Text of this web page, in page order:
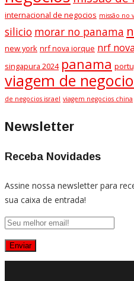
internacional de negocios missão no
silicio morar no panama
new york nrf nova iorque nrf
singapura 2024 panama
viagem de
de negocios israel viagem negocios china
Newsletter
Receba Novidades
Assine nossa newsletter para
sua caixa de entrada!